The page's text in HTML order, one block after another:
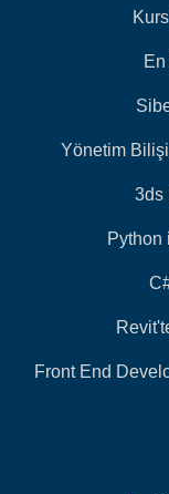
Yönetim
3ds
Python
Front End